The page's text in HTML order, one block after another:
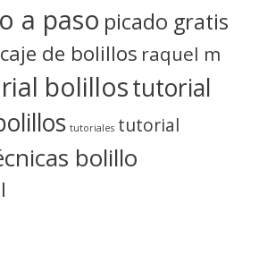
a paso picado gratis
de bolillos raquel m
bolillostutorial
tutoriales tutorial
bolillo